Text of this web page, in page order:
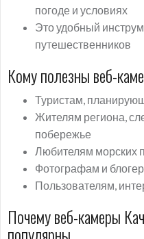
погоде и условиях
Это удобный
путешественников
Кому полезны веб-
Туристам,
Жителям региона,
побережье
Любителям морских
Фотографам и
Пользователям,
Почему веб-камеры